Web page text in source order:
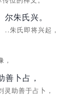
尔朱氏兴。
..朱氏即将兴起，
，
善卜占，
灵助善于占卜，